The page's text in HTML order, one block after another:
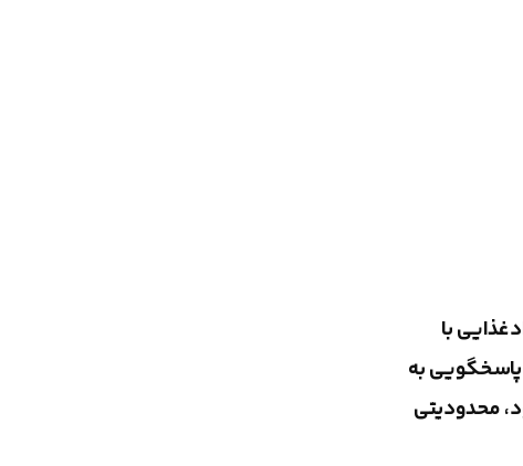
با
پاسخگویی به
محدودیتی